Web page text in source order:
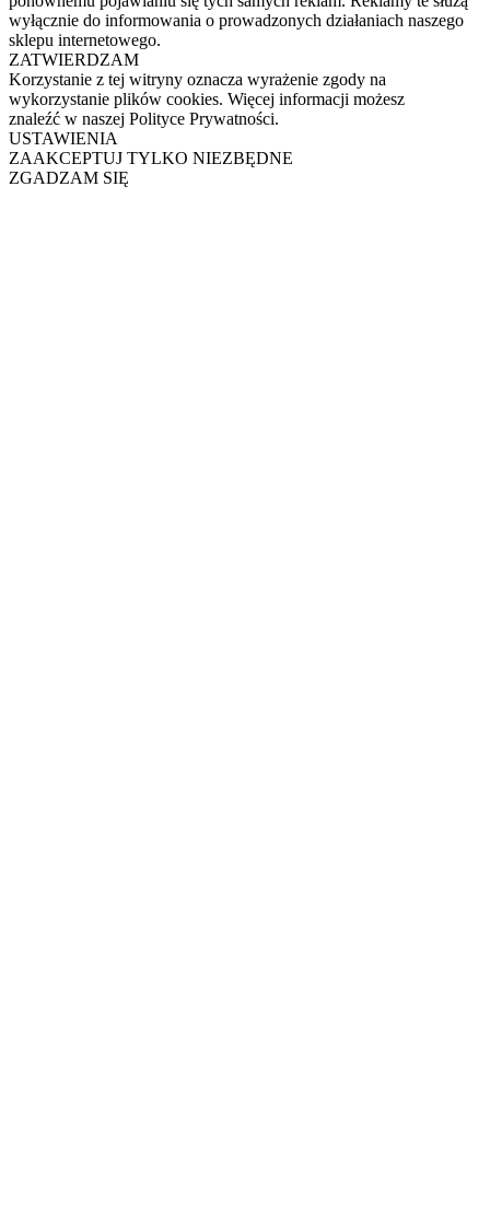
wyłącznie do informowania o prowadzonych działaniach naszego
sklepu internetowego.
ZATWIERDZAM
Korzystanie z tej witryny oznacza wyrażenie zgody na
wykorzystanie plików cookies. Więcej informacji możesz
znaleźć w naszej Polityce Prywatności.
USTAWIENIA
ZAAKCEPTUJ TYLKO NIEZBĘDNE
ZGADZAM SIĘ